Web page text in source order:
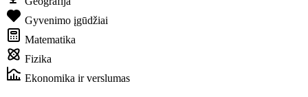
Gyvenimo įgūdžiai
Matematika
Fizika
Ekonomika ir verslumas